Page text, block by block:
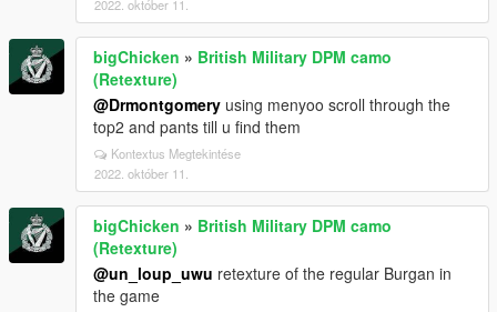
2022. október 11.
bigChicken » British Military DPM camo
(Retexture)
@Drmontgomery using menyoo scroll through the
top2 and pants till u find them
Kontextus Megtekintése
2022. október 11.
bigChicken » British Military DPM camo
(Retexture)
@un_loup_uwu retexture of the regular Burgan in
the game